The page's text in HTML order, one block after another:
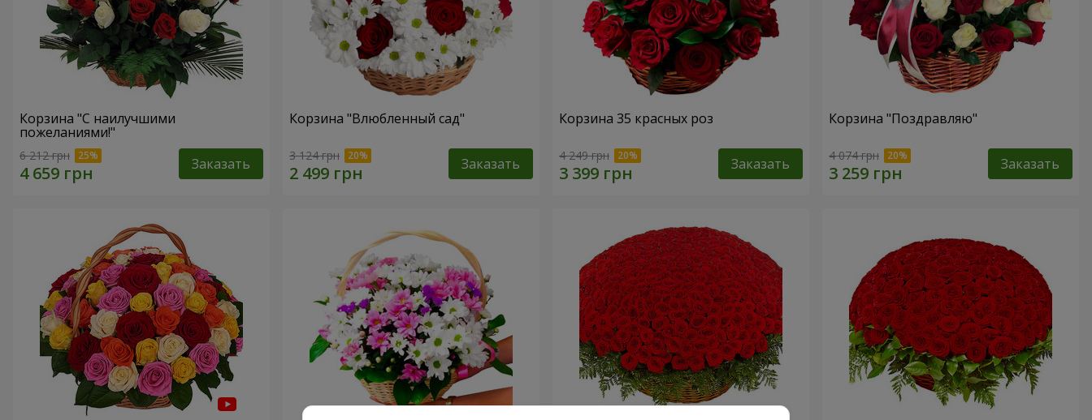
Корзина "С наилучшими
пожеланиями!"
6 212 грн Заказать
Корзина "Влюбленный сад"
3 124 грн Заказать
Корзина 35 красных роз
4 249 грн Заказать
Корзина "Поздравляю"
4 074 грн Заказать